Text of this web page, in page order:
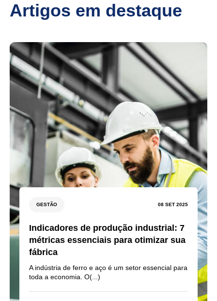
Artigos em destaque
GESTÃO 08 SET 2025
Indicadores de produção industrial: 7
métricas essenciais para otimizar sua
fábrica
A indústria de ferro e aço é um setor essencial para
toda a economia. O(...)